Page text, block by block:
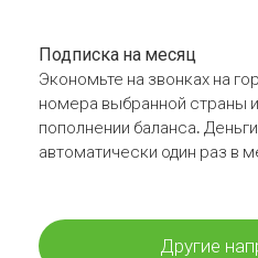
Подписка на месяц
Экономьте на звонках на
номера выбранной страны
пополнении баланса.
автоматически один раз в
Другие